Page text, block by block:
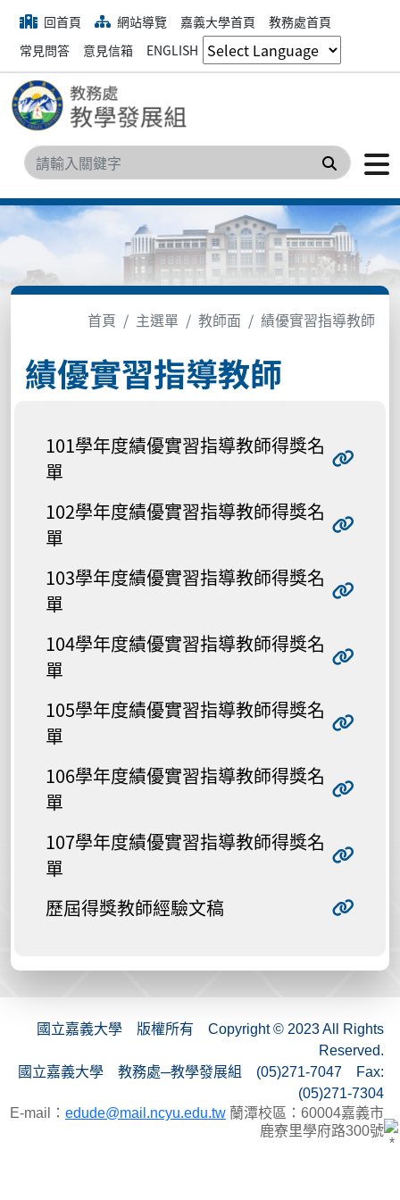
回首頁 網站導覽 嘉義大學首頁
教務處首頁
常見問答
意見信箱 ENGLISH
搜尋
首頁 主選單 教師面 績優實習指導教師
績優實習指導教師
101學年度績優實習指導教師得獎名
單
102學年度績優實習指導教師得獎名
單
103學年度績優實習指導教師得獎名
單
104學年度績優實習指導教師得獎名
單
105學年度績優實習指導教師得獎名
單
106學年度績優實習指導教師得獎名
單
107學年度績優實習指導教師得獎名
單
歷屆得獎教師經驗文稿
國立嘉義大學 版權所有 Copyright © 2023 All Rights
Reserved.
國立嘉義大學 教務處─教學發展組 (05)271-7047 Fax:
(05)271-7304
E-mail： edude@mail.ncyu.edu.tw 蘭潭校區：60004嘉義市
鹿寮里學府路300號